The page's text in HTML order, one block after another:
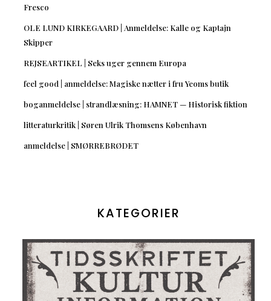
Fresco
OLE LUND KIRKEGAARD | Anmeldelse: Kalle og Kaptajn
Skipper
REJSEARTIKEL | Seks uger gennem Europa
feel good | anmeldelse: Magiske nætter i fru Yeoms butik
boganmeldelse | strandlæsning: HAMNET — Historisk fiktion
litteraturkritik | Søren Ulrik Thomsens København
anmeldelse | SMØRREBRØDET
KATEGORIER